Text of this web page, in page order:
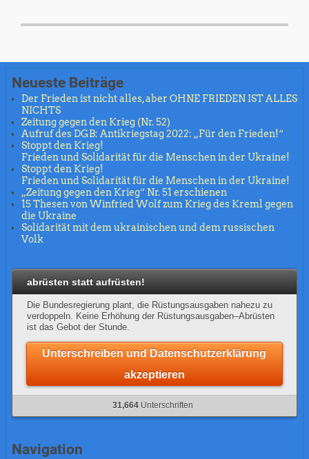
Neueste Beiträge
Der Frieden ist nicht alles, aber OHNE FRIEDEN IST ALLES
NICHTS
Zeitung gegen den Krieg (Nr. 52)
Aufruf des DGB: Antikriegstag 2022: „Für den Frieden!“
Stoppt den Krieg!
Frieden und Solidarität für die Menschen in der Ukraine!
Stoppt den Krieg!
Frieden und Solidarität für die Menschen in der Ukraine!
„Zeitung gegen den Krieg“ Nr. 51 erschienen
15 Thesen von Winfried Wolf zum Krieg des Kreml gegen
die Ukraine
Solidarität mit dem ukrainischen und dem russischen
Volk
abrüsten statt aufrüsten!
Die Bundesregierung plant, die Rüstungsausgaben nahezu zu
verdoppeln. Keine Erhöhung der Rüstungsausgaben–Abrüsten
ist das Gebot der Stunde.
Unterschreiben und Datenschutzerklärung
akzeptieren
31,664 Unterschriften
Navigation